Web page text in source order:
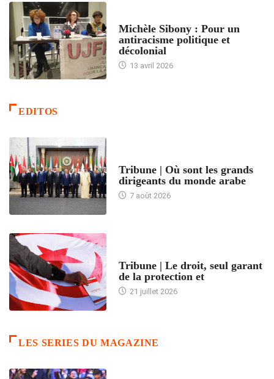
Michèle Sibony : Pour un
antiracisme politique et
décolonial
13 avril 2026
EDITOS
Tribune | Où sont les grands
dirigeants du monde arabe
7 août 2026
Tribune | Le droit, seul garant
de la protection et
21 juillet 2026
LES SERIES DU MAGAZINE